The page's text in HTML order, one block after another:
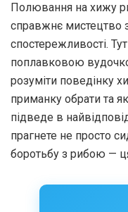
Полювання на хижу
справжнє мистецтво з
спостережливості.
поплавковою
розуміти поведінку
приманку обрати та
підведе в
прагнете не просто
боротьбу з рибою —